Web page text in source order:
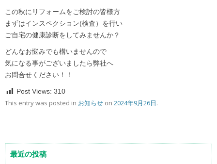
この秋にリフォームをご検討の皆様方
まずはインスペクション(検査）を行い
ご自宅の健康診断をしてみませんか？
どんなお悩みでも構いませんので
気になる事がございましたら弊社へ
お問合せください！！
Post Views: 310
This entry was posted in お知らせ on 2024年9月26日.
最近の投稿